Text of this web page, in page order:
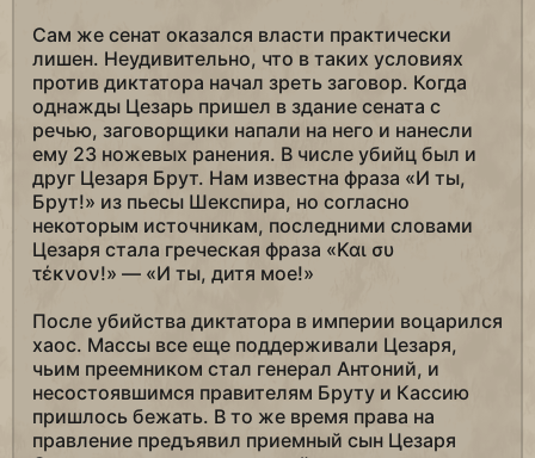
Сам же сенат оказался власти практически
лишен. Неудивительно, что в таких условиях
против диктатора начал зреть заговор. Когда
однажды Цезарь пришел в здание сената с
речью, заговорщики напали на него и нанесли
ему 23 ножевых ранения. В числе убийц был и
друг Цезаря Брут. Нам известна фраза «И ты,
Брут!» из пьесы Шекспира, но согласно
некоторым источникам, последними словами
Цезаря стала греческая фраза «Και συ
τέκνον!» — «И ты, дитя мое!»
После убийства диктатора в империи воцарился
хаос. Массы все еще поддерживали Цезаря,
чьим преемником стал генерал Антоний, и
несостоявшимся правителям Бруту и Кассию
пришлось бежать. В то же время права на
правление предъявил приемный сын Цезаря